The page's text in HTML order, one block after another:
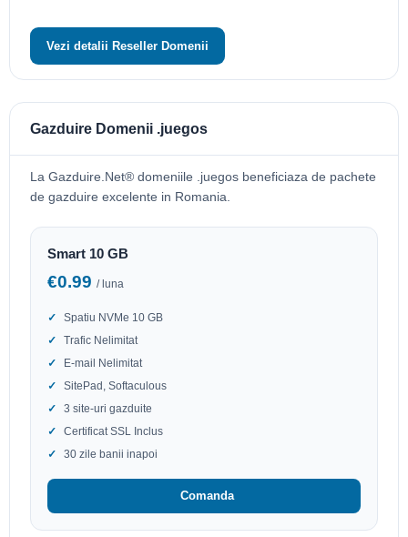
Vezi detalii Reseller Domenii
Gazduire Domenii .juegos
La Gazduire.Net® domeniile .juegos beneficiaza de pachete
de gazduire excelente in Romania.
Smart 10 GB
€0.99 / luna
Spatiu NVMe 10 GB
Trafic Nelimitat
E-mail Nelimitat
SitePad, Softaculous
3 site-uri gazduite
Certificat SSL Inclus
30 zile banii inapoi
Comanda